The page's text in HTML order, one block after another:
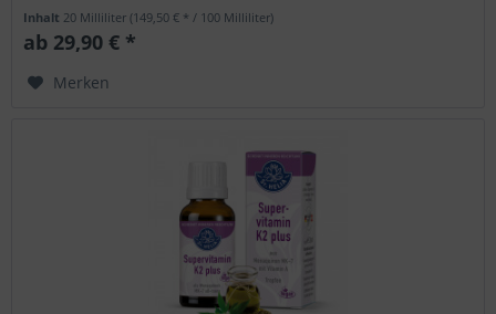
Inhalt 20 Milliliter(149,50 € * / 100 Milliliter)
ab 29,90 € *
Merken